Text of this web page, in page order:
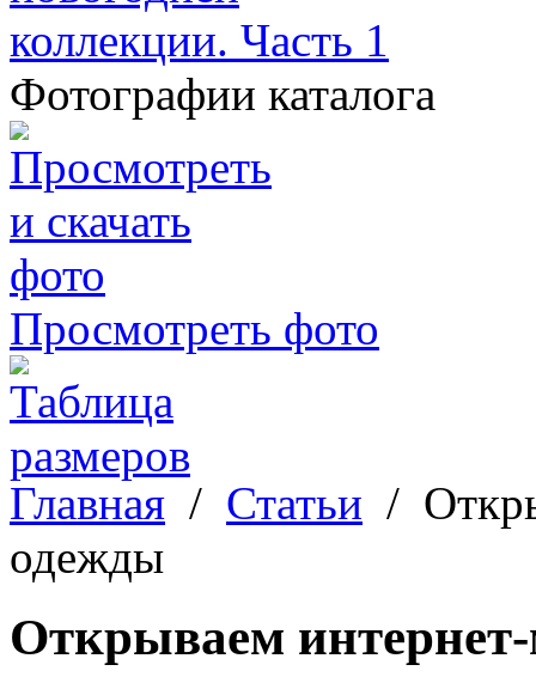
Фотографии каталога
Просмотреть фото
Главная / Статьи /
одежды
Открываем